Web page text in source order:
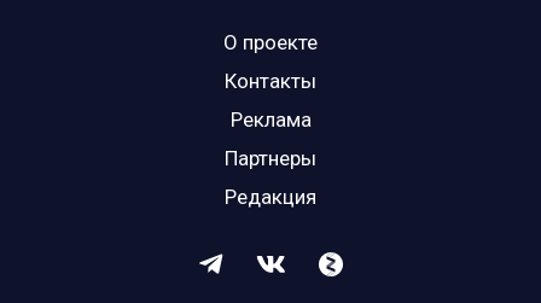
О проекте
Контакты
Реклама
Партнеры
Редакция